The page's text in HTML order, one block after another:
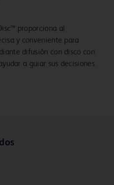
proporciona al
y conveniente para
difusión con disco con
a guiar sus decisiones